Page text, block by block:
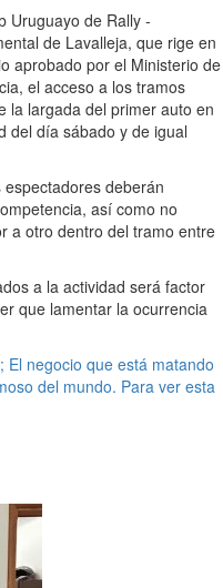
Uruguayo de Rally -
de Lavalleja, que rige en
aprobado por el Ministerio de
el acceso a los tramos
la largada del primer auto en
del día sábado y de igual
deberán
así como no
a otro dentro del tramo entre
a la actividad será factor
que lamentar la ocurrencia
El negocio que está matando
del mundo. Para ver esta